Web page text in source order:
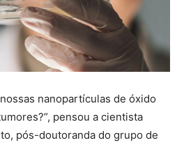
nanopartículas de óxido
pensou a cientista
pós-doutoranda do grupo de